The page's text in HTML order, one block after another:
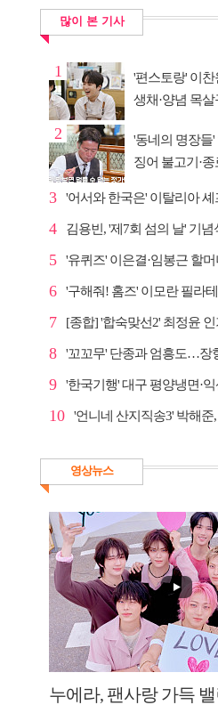
많이 본 기사
1
'편스토랑' 이찬
생채·양념 목살
2
'동네의 명장들
징어 불고기·종
3
4 김용빈, '제7회 섬의 날' 기념
5
6
7
8
9
10
영상뉴스
누에라, 팬사랑 가득